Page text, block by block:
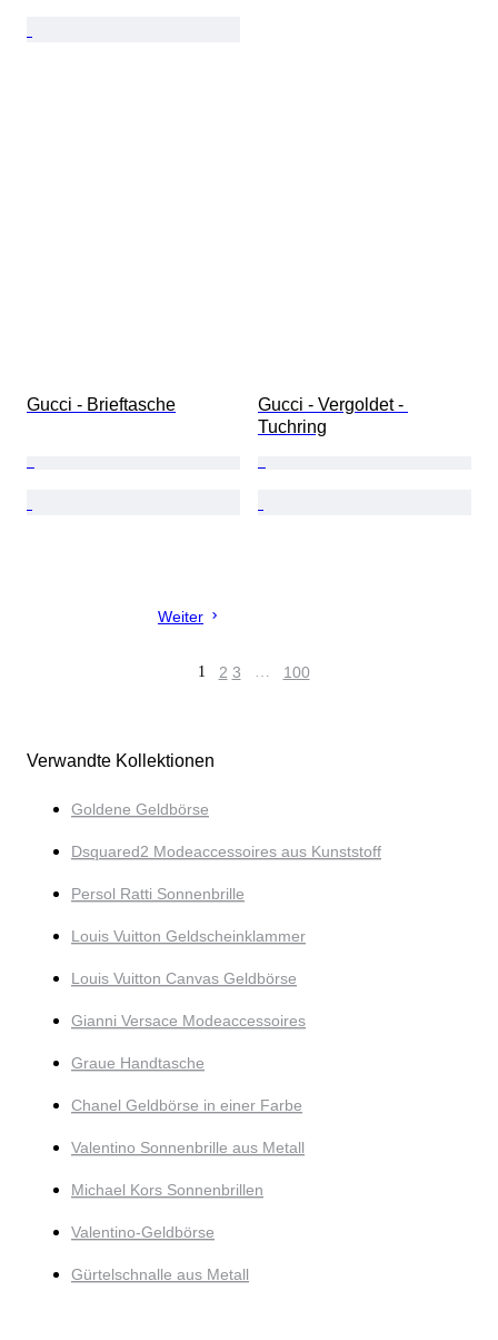
Gucci - Brieftasche
Gucci - Vergoldet -
Tuchring
Weiter
1 2 3 … 100
Verwandte Kollektionen
Goldene Geldbörse
Dsquared2 Modeaccessoires aus Kunststoff
Persol Ratti Sonnenbrille
Louis Vuitton Geldscheinklammer
Louis Vuitton Canvas Geldbörse
Gianni Versace Modeaccessoires
Graue Handtasche
Chanel Geldbörse in einer Farbe
Valentino Sonnenbrille aus Metall
Michael Kors Sonnenbrillen
Valentino-Geldbörse
Gürtelschnalle aus Metall